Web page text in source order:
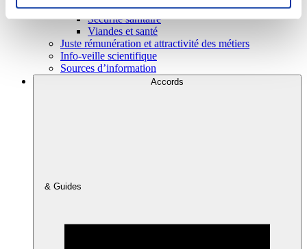
Consommation
Sécurité sanitaire
Viandes et santé
Juste rémunération et attractivité des métiers
Info-veille scientifique
Sources d’information
Accords
& Guides